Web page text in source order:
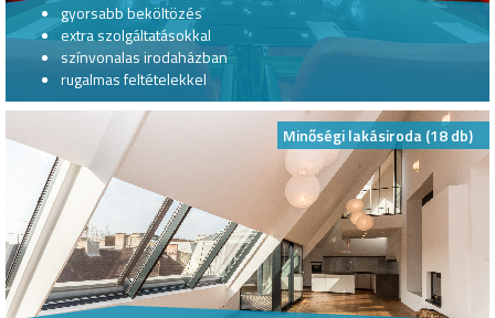
gyorsabb beköltözés
extra szolgáltatásokkal
színvonalas irodaházban
rugalmas feltételekkel
Minőségi lakásiroda (18 db)